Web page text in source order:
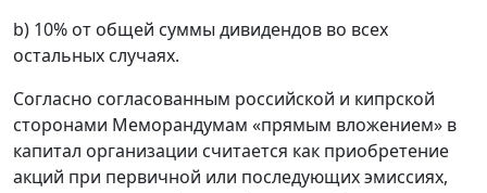
b) 10% от общей суммы дивидендов во всех
остальных случаях.
Согласно согласованным российской и кипрской
сторонами Меморандумам «прямым вложением» в
капитал организации считается как приобретение
акций при первичной или последующих эмиссиях,